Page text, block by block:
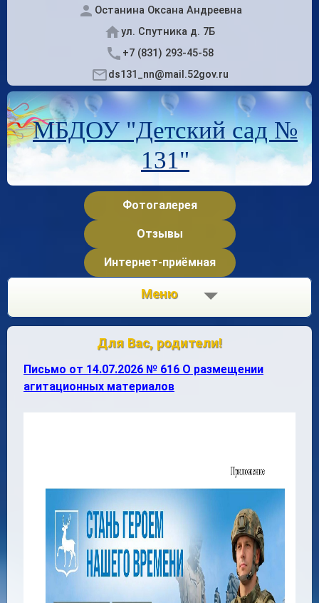
Останина Оксана Андреевна
ул. Спутника д. 7Б
+7 (831) 293-45-58
ds131_nn@mail.52gov.ru
МБДОУ "Детский сад №
131"
Фотогалерея
Отзывы
Интернет-приёмная
Меню
Для Вас, родители!
Письмо от 14.07.2026 № 616 О размещении
агитационных материалов